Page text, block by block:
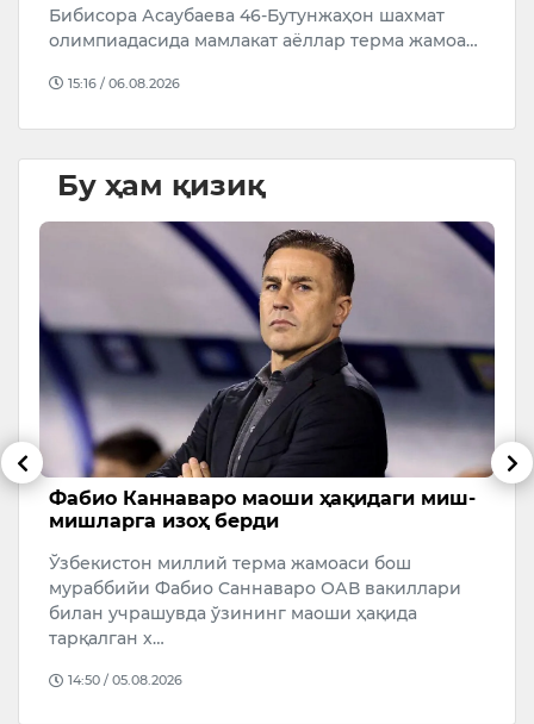
Бибисора Асаубаева 46-Бутунжаҳон шахмат
олимпиадасида мамлакат аёллар терма жамоа…
15:16 / 06.08.2026
Бу ҳам қизиқ
Фабио Каннаваро маоши ҳақидаги миш-
мишларга изоҳ берди
Ўзбекистон миллий терма жамоаси бош
мураббийи Фабио Cаннаваро ОАВ вакиллари
билан учрашувда ўзининг маоши ҳақида
тарқалган х…
14:50 / 05.08.2026